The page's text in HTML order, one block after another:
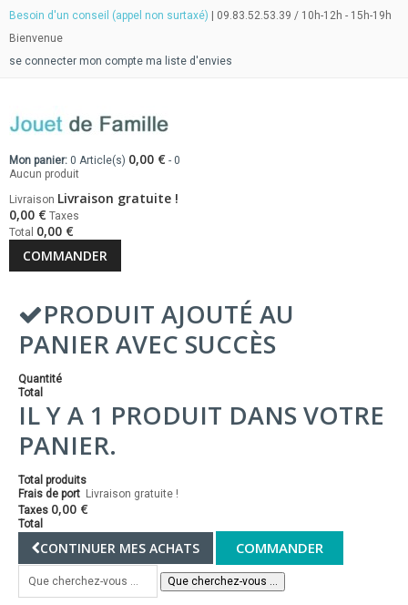
Besoin d'un conseil (appel non surtaxé) | 09.83.52.53.39 / 10h-12h - 15h-19h
Bienvenue
se connecter mon compte ma liste d'envies
Mon panier: 0 Article(s) 0,00 € - 0
Aucun produit
Livraison Livraison gratuite !
0,00 € Taxes
Total 0,00 €
COMMANDER
PRODUIT AJOUTÉ AU
PANIER AVEC SUCCÈS
Quantité
Total
IL Y A 1 PRODUIT DANS VOTRE
PANIER.
Total produits
Frais de port Livraison gratuite !
Taxes 0,00 €
Total
CONTINUER MES ACHATS COMMANDER
Que cherchez-vous ...